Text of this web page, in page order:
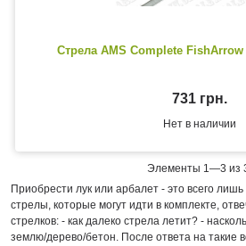
Стрела AMS Complete
731 грн.
Нет в наличии
Элементы 1—3 из
Приобрести лук или арбалет - это всего
стрелы, которые могут идти в комплекте,
стрелков: - как далеко стрела летит? -
землю/дерево/бетон. После ответа на такие